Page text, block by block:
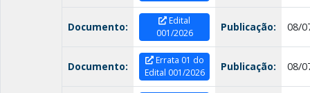
Documento:
Edital
001/2026
Publicação: 08/
Documento:
Errata 01 do
Edital 001/2026
Publicação: 08/